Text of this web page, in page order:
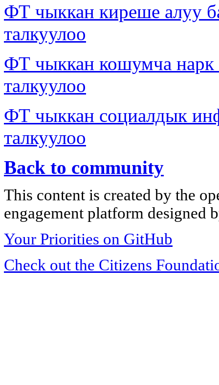
ФТ чыккан киреше алуу
талкуулоо
ФТ чыккан кошумча
талкуулоо
ФТ чыккан социалдык
талкуулоо
Back to community
This content is created by the
engagement platform designed
Your Priorities on GitHub
Check out the Citizens